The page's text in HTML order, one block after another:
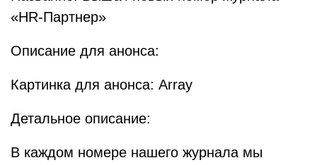
«HR-Партнер»
Описание для анонса:
Картинка для анонса: Array
Детальное описание:
В каждом номере нашего журнала мы